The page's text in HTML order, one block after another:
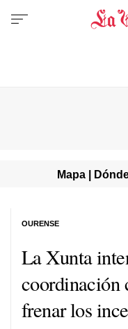
Mapa |
La Xunta
coordinación
frenar los
OURENSE